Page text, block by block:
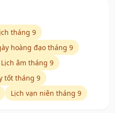
tháng 9
hoàng đạo tháng 9
Lịch âm tháng 9
tốt tháng 9
Lịch vạn niên tháng 9